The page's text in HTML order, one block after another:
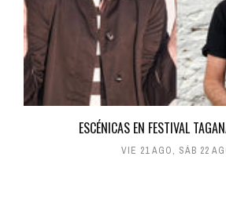
ESCÉNICAS EN FESTIVAL
VIE 21 AGO, SÁB 22